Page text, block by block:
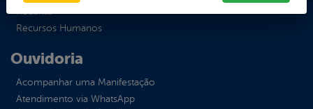
Recursos Humanos
Ouvidoria
Acompanhar uma Manifestação
Atendimento via WhatsApp